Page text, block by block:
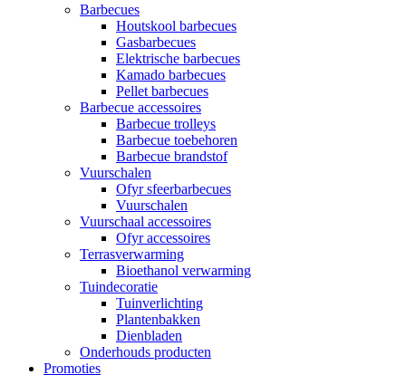
Barbecues
Houtskool barbecues
Gasbarbecues
Elektrische barbecues
Kamado barbecues
Pellet barbecues
Barbecue accessoires
Barbecue trolleys
Barbecue toebehoren
Barbecue brandstof
Vuurschalen
Ofyr sfeerbarbecues
Vuurschalen
Vuurschaal accessoires
Ofyr accessoires
Terrasverwarming
Bioethanol verwarming
Tuindecoratie
Tuinverlichting
Plantenbakken
Dienbladen
Onderhouds producten
Promoties